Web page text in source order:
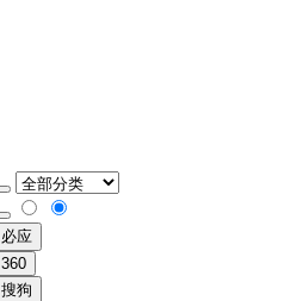
必应
360
搜狗